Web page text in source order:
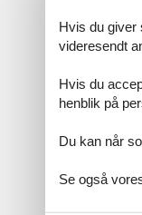
©Feline
Hvis du giver
videresendt
Hvis du
henblik på
Du kan når
Se også